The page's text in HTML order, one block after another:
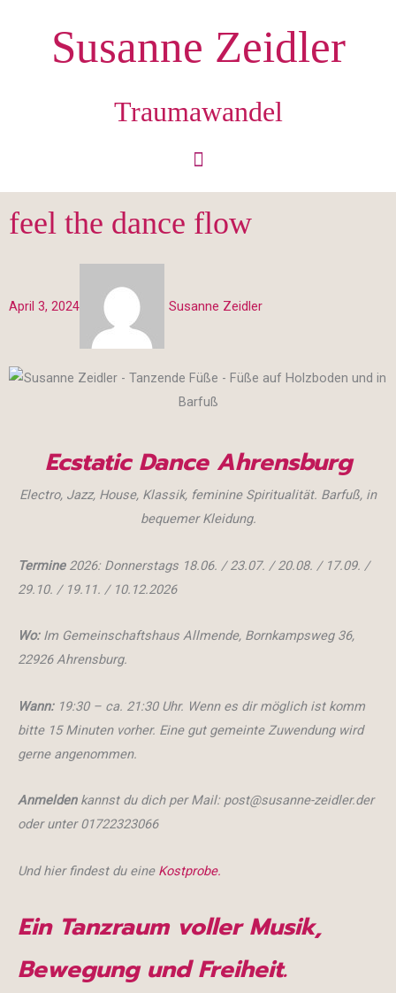
Susanne Zeidler
Traumawandel
feel the dance flow
April 3, 2024 Susanne Zeidler
Ecstatic Dance Ahrensburg
Electro, Jazz, House, Klassik, feminine Spiritualität. Barfuß, in
bequemer Kleidung.
Termine2026: Donnerstags 18.06. / 23.07. / 20.08. / 17.09. /
29.10. / 19.11. / 10.12.2026
Wo:Im Gemeinschaftshaus Allmende, Bornkampsweg 36,
22926 Ahrensburg.
Wann:19:30 – ca. 21:30 Uhr. Wenn es dir möglich ist komm
bitte 15 Minuten vorher. Eine gut gemeinte Zuwendung wird
gerne angenommen.
Anmeldenkannst du dich per Mail: post@susanne-zeidler.der
oder unter 01722323066
Und hier findest du eine Kostprobe.
Ein Tanzraum voller Musik,
Bewegung und Freiheit.